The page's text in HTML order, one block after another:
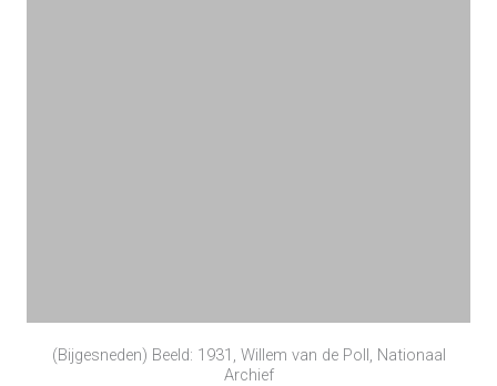
(Bijgesneden) Beeld: 1931, Willem van de Poll, Nationaal
Archief